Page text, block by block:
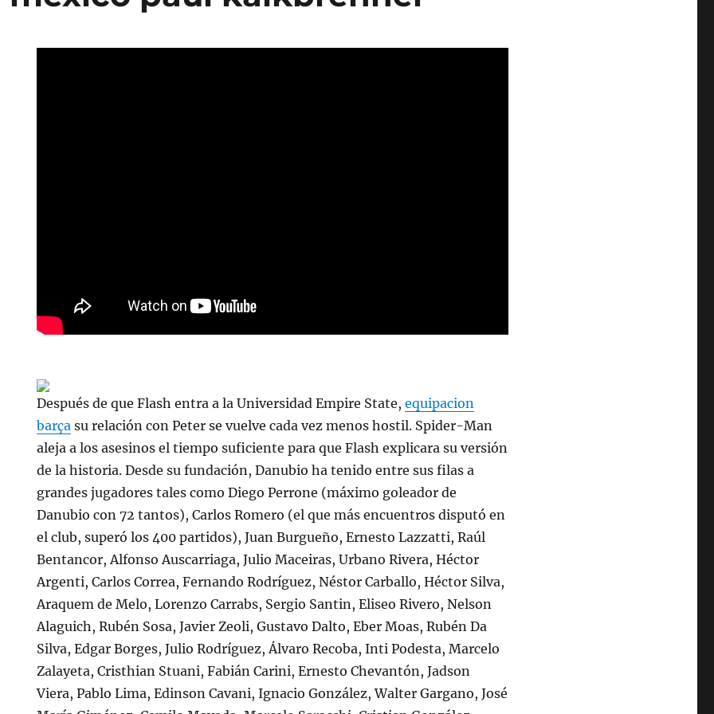
Después de que Flash entra a la Universidad Empire State,equipacion
barça su relación con Peter se vuelve cada vez menos hostil. Spider-Man
aleja a los asesinos el tiempo suficiente para que Flash explicara su versión
de la historia. Desde su fundación, Danubio ha tenido entre sus filas a
grandes jugadores tales como Diego Perrone (máximo goleador de
Danubio con 72 tantos), Carlos Romero (el que más encuentros disputó en
el club, superó los 400 partidos), Juan Burgueño, Ernesto Lazzatti, Raúl
Bentancor, Alfonso Auscarriaga, Julio Maceiras, Urbano Rivera, Héctor
Argenti, Carlos Correa, Fernando Rodríguez, Néstor Carballo, Héctor Silva,
Araquem de Melo, Lorenzo Carrabs, Sergio Santin, Eliseo Rivero, Nelson
Alaguich, Rubén Sosa, Javier Zeoli, Gustavo Dalto, Eber Moas, Rubén Da
Silva, Edgar Borges, Julio Rodríguez, Álvaro Recoba, Inti Podesta, Marcelo
Zalayeta, Cristhian Stuani, Fabián Carini, Ernesto Chevantón, Jadson
Viera, Pablo Lima, Edinson Cavani, Ignacio González, Walter Gargano, José